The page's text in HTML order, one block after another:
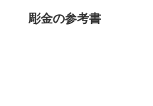
彫金の参考書